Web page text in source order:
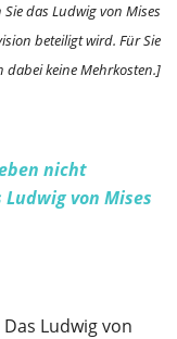
das Ludwig von Mises
beteiligt wird. Für Sie
dabei keine Mehrkosten.]
nicht
von Mises
Das Ludwig von